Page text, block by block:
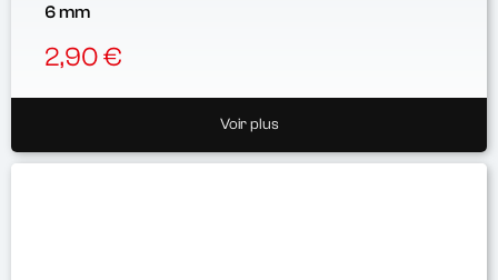
6 mm
2,90 €
Voir plus